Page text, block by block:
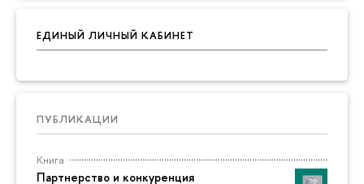
ЕДИНЫЙ ЛИЧНЫЙ КАБИНЕТ
ПУБЛИКАЦИИ
Книга
Партнерство и конкуренция